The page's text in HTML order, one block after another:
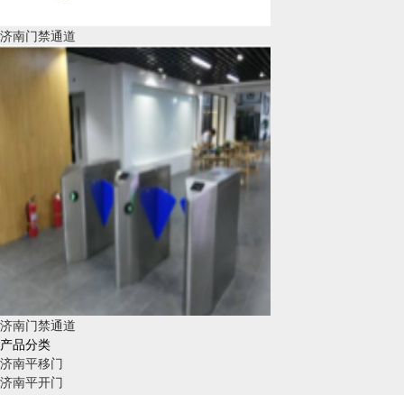
济南门禁通道
济南门禁通道
产品分类
济南平移门
济南平开门